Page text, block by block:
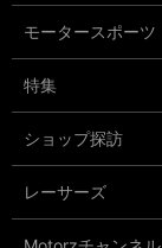
モータースポーツ
特集
ショップ探訪
レーサーズ